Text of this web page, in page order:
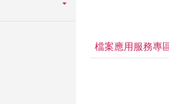
檔案應用服務專